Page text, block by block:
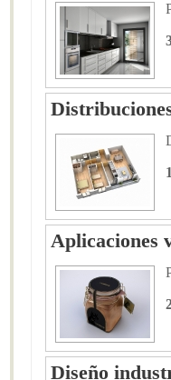
Aplicaciones
Diseño